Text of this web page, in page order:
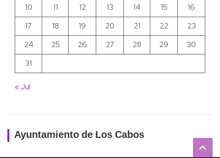
10
11 12 13 14 15
16
17
18 19 20 21 22
23
24
25 26 27 28 29
30
31
« Jul
Ayuntamiento de Los Cabos